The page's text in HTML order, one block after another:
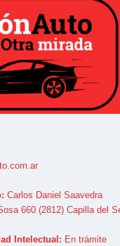
Carlos Daniel Saavedra
660 (2812) Capilla del
Intelectual: En trámite